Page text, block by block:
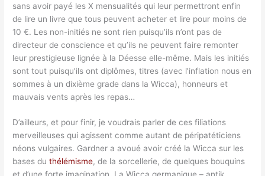
sans avoir payé les X mensualités qui leur permettront enfin
de lire un livre que tous peuvent acheter et lire pour moins de
10 €. Les non-initiés ne sont rien puisqu’ils n’ont pas de
directeur de conscience et qu’ils ne peuvent faire remonter
leur prestigieuse lignée à la Déesse elle-même. Mais les initiés
sont tout puisqu’ils ont diplômes, titres (avec l’inflation nous en
sommes à un dixième grade dans la Wicca), honneurs et
mauvais vents après les repas…
D’ailleurs, et pour finir, je voudrais parler de ces filiations
merveilleuses qui agissent comme autant de péripatéticiens
néons vulgaires. Gardner a avoué avoir créé la Wicca sur les
bases duthélémisme, de la sorcellerie, de quelques bouquins